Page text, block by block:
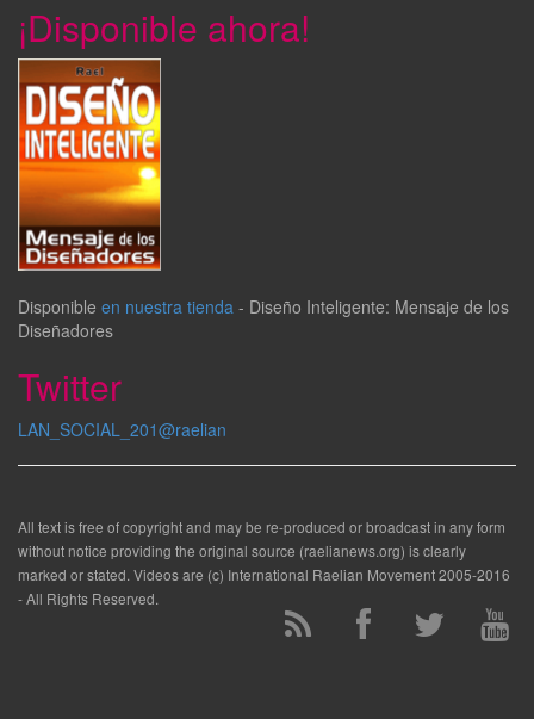
¡Disponible ahora!
Disponible en nuestra tienda - Diseño Inteligente: Mensaje de los
Diseñadores
Twitter
LAN_SOCIAL_201@raelian
All text is free of copyright and may be re-produced or broadcast in any form
without notice providing the original source (raelianews.org) is clearly
marked or stated. Videos are (c) International Raelian Movement 2005-2016
- All Rights Reserved.